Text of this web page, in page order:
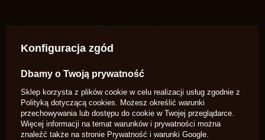
Marka
Davide Pedersoli
Symbol
USA324 450
PYTANIA INNYCH KLIENTÓW
Witam Czy ten zestaw może być wykorzystany do broni kal.
44? Pozdrawiam serdecznie.
Konfiguracja zgód
Dbamy o Twoją prywatność
Sklep korzysta z plików cookie w celu realizacji usług zgodnie z
Polityką dotyczącą cookies. Możesz określić warunki
przechowywania lub dostępu do cookie w Twojej przeglądarce.
Więcej informacji na temat warunków i prywatności można
znaleźć także na stronie Prywatność i warunki Google.